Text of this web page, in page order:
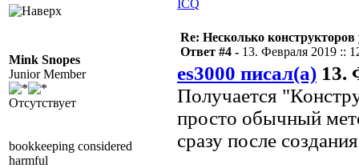
ICQ
Mink Snopes
Junior Member
Отсутствует
bookkeeping considered
harmful
Re: Несколько конструкторов
Ответ #4 - 13. Февраля 2019 ::
es3000 писал(а) 13.
Получается
просто обычный
сразу после